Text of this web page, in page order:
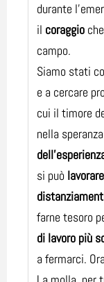
durante
il coraggio
campo.
Siamo stati
e a cercare
cui il timore
nella
si può
farne tesoro
di lavoro più
a fermarci.